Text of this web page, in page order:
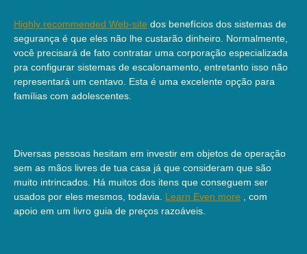
Highly recommended Web-site dos benefícios dos sistemas de
segurança é que eles não lhe custarão dinheiro. Normalmente,
você precisará de fato contratar uma corporação especializada
pra configurar sistemas de escalonamento, entretanto isso não
representará um centavo. Esta é uma excelente opção para
famílias com adolescentes.
Diversas pessoas hesitam em investir em objetos de operação
sem as mãos livres de tua casa já que consideram que são
muito intrincados. Há muitos dos itens que conseguem ser
usados por eles mesmos, todavia. Learn Even more , com
apoio em um livro guia de preços razoáveis.